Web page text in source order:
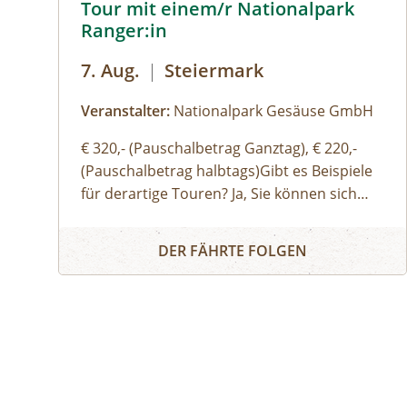
Tour mit einem/r Nationalpark
Ranger:in
7. Aug. | Steiermark
Veranstalter: Nationalpark Gesäuse GmbH
€ 320,- (Pauschalbetrag Ganztag), € 220,-
(Pauschalbetrag halbtags)Gibt es Beispiele
für derartige Touren? Ja, Sie können sich
auf der Website) einen Überblick über
unsere Standard-Touren verschaffen. Sie
Buch dir deinen Guide – Privat-Tour mit einem/r
DER FÄHRTE FOLGEN